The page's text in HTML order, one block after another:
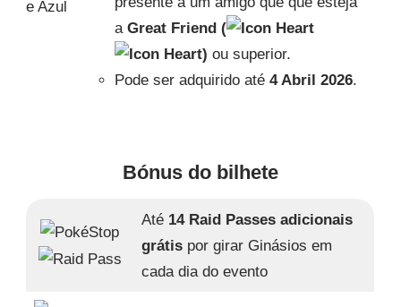
a Great Friend (
) ou superior.
Pode ser adquirido até 4 Abril 2026.
Bónus do bilhete
Até 14 Raid Passes adicionais
grátis por girar Ginásios em
cada dia do evento